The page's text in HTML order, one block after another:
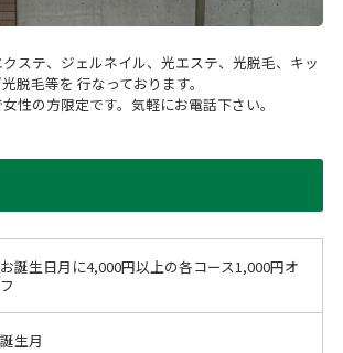
ステ、ジェルネイル、光エステ、光脱毛、キッ
脱毛等を 行なっております。
性の方限定です。気軽にお電話下さい。
お誕生日月に4,000円以上の各コース1,000円オ
フ
誕生月